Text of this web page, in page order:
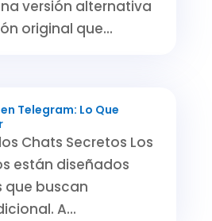
versión alternativa
original que...
Telegram: Lo Que
Chats Secretos Los
están diseñados
que buscan
A...